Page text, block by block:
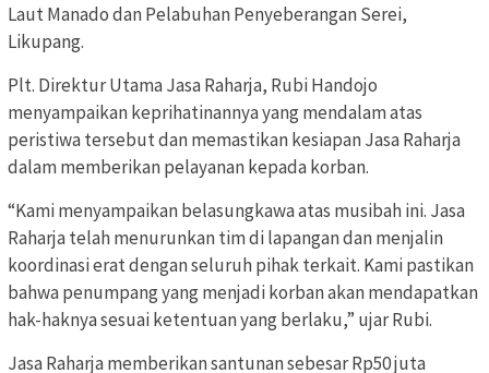
Laut Manado dan Pelabuhan Penyeberangan Serei,
Likupang.
Plt. Direktur Utama Jasa Raharja, Rubi Handojo
menyampaikan keprihatinannya yang mendalam atas
peristiwa tersebut dan memastikan kesiapan Jasa Raharja
dalam memberikan pelayanan kepada korban.
“Kami menyampaikan belasungkawa atas musibah ini. Jasa
Raharja telah menurunkan tim di lapangan dan menjalin
koordinasi erat dengan seluruh pihak terkait. Kami pastikan
bahwa penumpang yang menjadi korban akan mendapatkan
hak-haknya sesuai ketentuan yang berlaku,” ujar Rubi.
Jasa Raharja memberikan santunan sebesar Rp50 juta